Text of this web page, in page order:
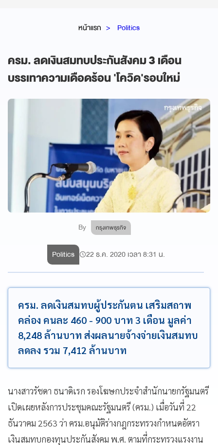
หน้าแรก Politics
ครม. ลดเงินสมทบประกันสังคม 3 เดือน
บรรเทาความเดือดร้อน 'โควิด'รอบใหม่
By กรุงเทพธุรกิจ
Politics 22 ธ.ค. 2020 เวลา 8:31 น.
ครม. ลดเงินสมทบผู้ประกันตน เสริมสถาพ
คล่อง คนละ 460 - 900 บาท 3 เดือน มูลค่า
8,248 ล้านบาท ส่งผลนายจ้างจ่ายเงินสมทบ
ลดลง รวม 7,412 ล้านบาท
นางสาวรัชดา ธนาดิเรก รองโฆษกประจำสำนักนายกรัฐมนตรี
เปิดเผยหลังการประชุมคณะรัฐมนตรี (ครม.) เมื่อวันที่ 22
ธันวาคม 2563 ว่า ครม.อนุมัติร่างกฎกระทรวงกำหนดอัตรา
เงินสมทบกองทุนประกันสังคม พ.ศ. ตามที่กระทรวงแรงงาน